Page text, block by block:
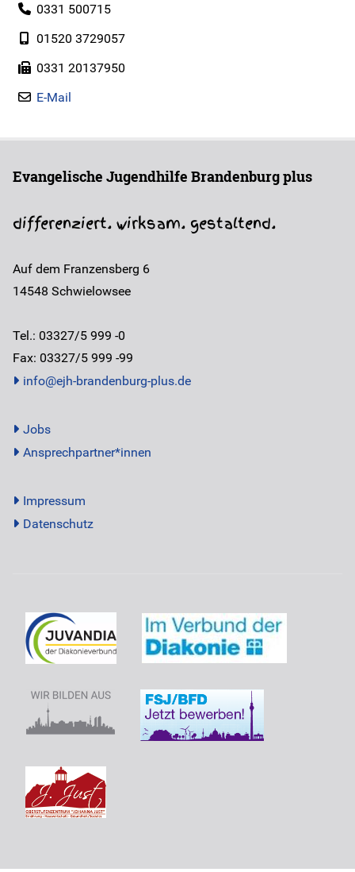
Kontakt
0331 500715
01520 3729057
0331 20137950
E-Mail
Evangelische Jugendhilfe Brandenburg plus
differenziert. wirksam. gestaltend.
Auf dem Franzensberg 6
14548 Schwielowsee
Tel.: 03327/5 999 -0
Fax: 03327/5 999 -99
info@ejh-brandenburg-plus.de
Jobs
Ansprechpartner*innen
Impressum
Datenschutz